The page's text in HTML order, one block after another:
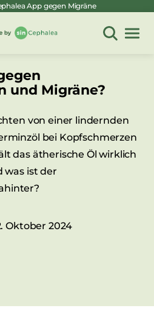
App gegen Migräne
und Migräne?
von einer lindernden
bei Kopfschmerzen
das ätherische Öl wirklich
was ist der
Oktober 2024